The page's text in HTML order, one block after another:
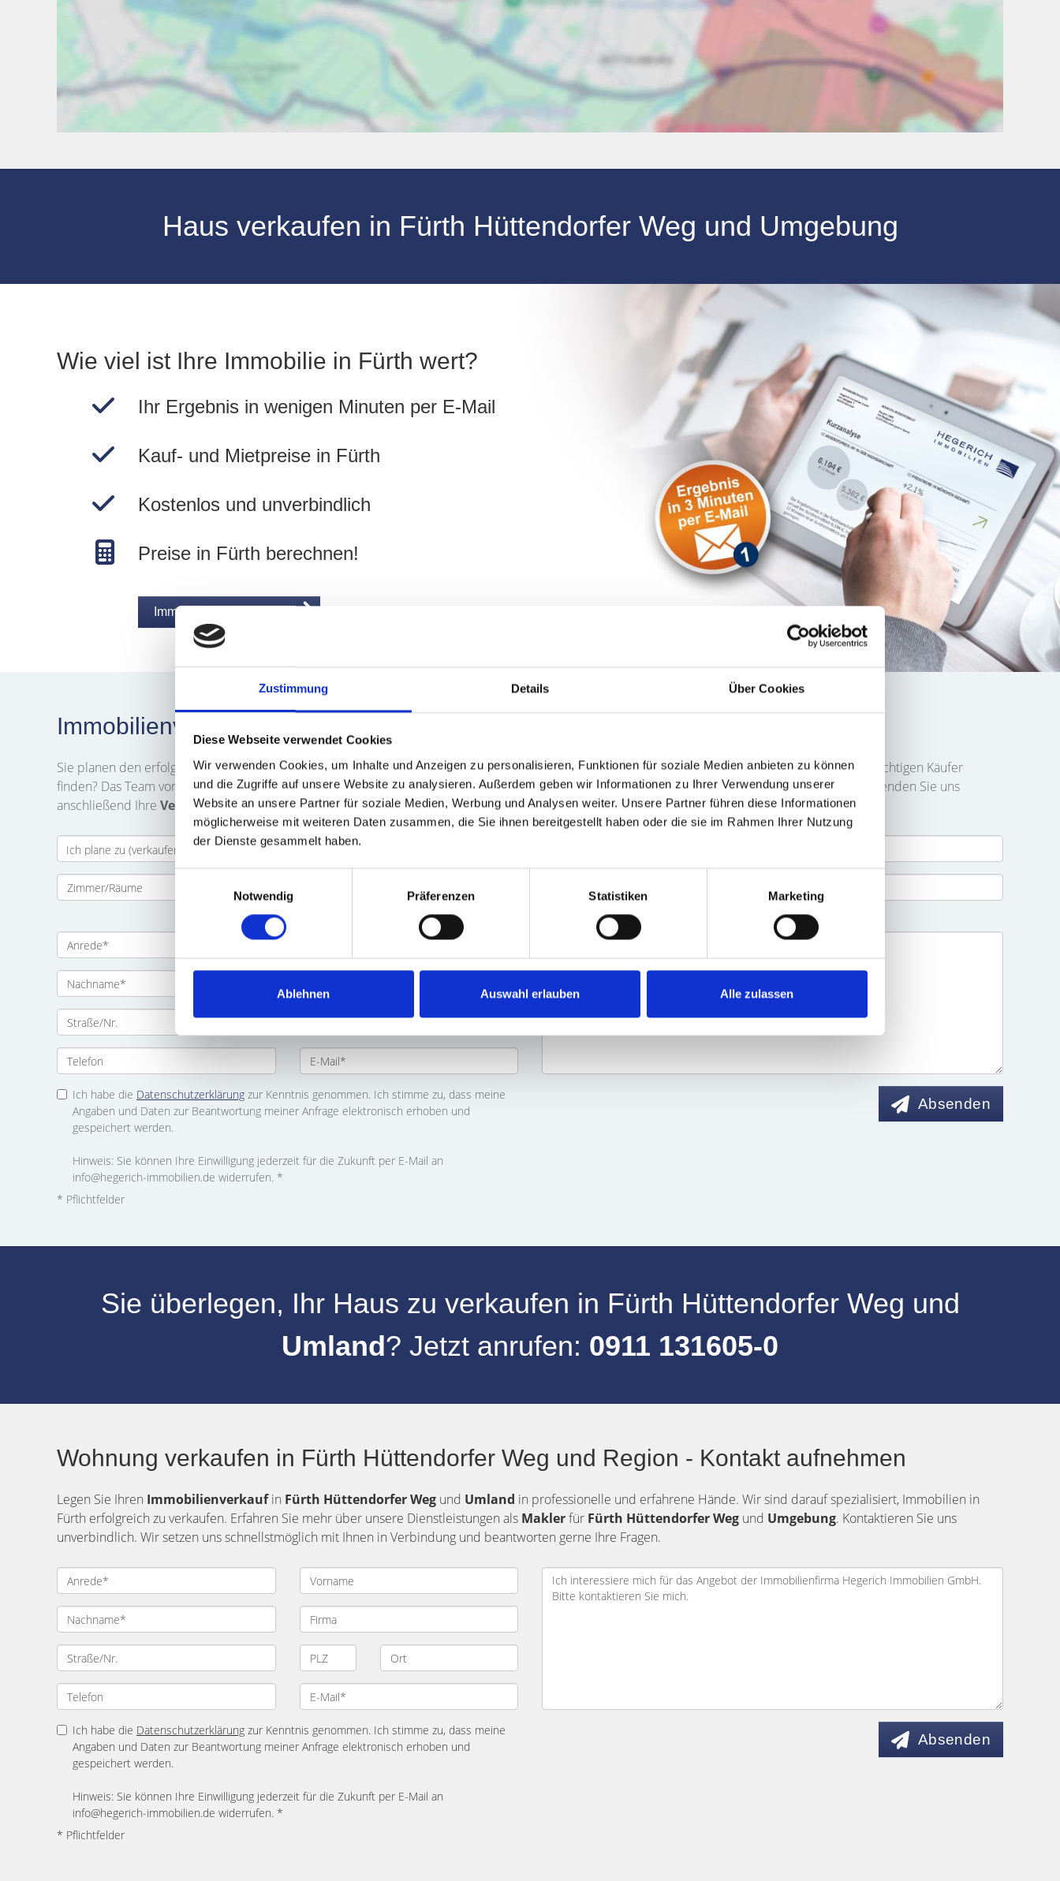
Zustimmung Details Über Cookies
Diese Webseite verwendet Cookies
Wir verwenden Cookies, um Inhalte und Anzeigen zu personalisieren, Funktionen für soziale Medien anbieten zu können
und die Zugriffe auf unsere Website zu analysieren. Außerdem geben wir Informationen zu Ihrer Verwendung unserer
Website an unsere Partner für soziale Medien, Werbung und Analysen weiter. Unsere Partner führen diese Informationen
möglicherweise mit weiteren Daten zusammen, die Sie ihnen bereitgestellt haben oder die sie im Rahmen Ihrer Nutzung
der Dienste gesammelt haben.
Einwilligungsauswahl
Notwendig
Präferenzen Statistiken Marketing
Ablehnen Auswahl erlauben Alle zulassen
Haus verkaufen in Fürth Hüttendorfer Weg und Umgebung
Wie viel ist Ihre Immobilie in Fürth wert?
Ihr Ergebnis in wenigen Minuten per E-Mail
Kauf- und Mietpreise in Fürth
Kostenlos und unverbindlich
Preise in Fürth berechnen!
Immobilie jetzt bewerten
Immobilienverkauf in Fürth Hüttendorfer Weg und Umgebung: Käufer finden
Sie planen den erfolgreichenVerkauf IhrerImmobilieinFürth? Ihr Objekt liegt rund um denHüttendorfer Wegund Sie möchten schnell den richtigen Käufer
finden? Das Team von Hegerich Immobilien unterstützt Sie dabei umfassend. Tragen Sie die wichtigsten Daten Ihres Objektes in das Formular ein. Senden Sie uns
anschließend Ihre Verkaufsanfrage. Wir werden Sie schnellstmöglich kontaktieren und Ihr Vorhaben mit Ihnen besprechen.
Ich habe die Datenschutzerklärung zur Kenntnis genommen. Ich stimme zu, dass meine
Angaben und Daten zur Beantwortung meiner Anfrage elektronisch erhoben und
gespeichert werden.
Hinweis: Sie können Ihre Einwilligung jederzeit für die Zukunft per E-Mail an
info@hegerich-immobilien.de widerrufen. *
* Pflichtfelder
Absenden
Sie überlegen, Ihr Haus zu verkaufen in Fürth Hüttendorfer Weg und
Umland? Jetzt anrufen: 0911 131605-0
Wohnung verkaufen in Fürth Hüttendorfer Weg und Region - Kontakt aufnehmen
Legen Sie Ihren Immobilienverkaufin Fürth Hüttendorfer Weg und Umland in professionelle und erfahrene Hände. Wir sind darauf spezialisiert, Immobilien in
Fürth erfolgreich zu verkaufen. Erfahren Sie mehr über unsere Dienstleistungen als Maklerfür Fürth Hüttendorfer Weg und Umgebung. Kontaktieren Sie uns
unverbindlich. Wir setzen uns schnellstmöglich mit Ihnen in Verbindung und beantworten gerne Ihre Fragen.
Ich habe die Datenschutzerklärung zur Kenntnis genommen. Ich stimme zu, dass meine
Angaben und Daten zur Beantwortung meiner Anfrage elektronisch erhoben und
gespeichert werden.
Hinweis: Sie können Ihre Einwilligung jederzeit für die Zukunft per E-Mail an
info@hegerich-immobilien.de widerrufen. *
* Pflichtfelder
Absenden